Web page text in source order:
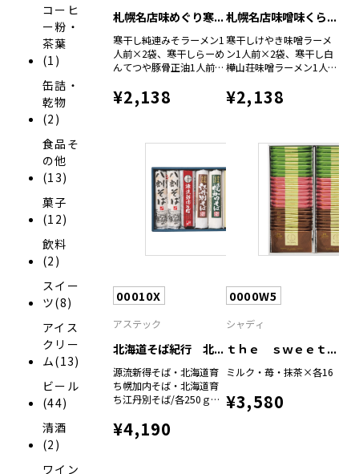
コーヒ
ー粉・
茶葉
(1)
缶詰・
乾物
(2)
食品そ
の他
(13)
菓子
(12)
飲料
(2)
スイー
ツ(8)
アイス
クリー
ム(13)
ビール
(44)
清酒
(2)
ワイン
札幌名店味めぐり寒...
寒干し純連みそラーメン1
人前×2袋、寒干しらーめ
んてつや豚骨正油1人前
¥2,138
札幌名店味噌味くら...
寒干しけやき味噌ラーメ
ン1人前×2袋、寒干し白
樺山荘味噌ラーメン1人前
¥2,138
00010X
アステック
北海道そば紀行 北...
源流新得そば・北海道育
ち幌加内そば・北海道育
ち江丹別そば/各250ｇ、
ｇ×2、新得めんつゆ/75
ｍｌ×4
¥4,190
0000W5
シャディ
ｔｈｅ ｓｗｅｅｔ...
ミルク・苺・抹茶×各16
¥3,580